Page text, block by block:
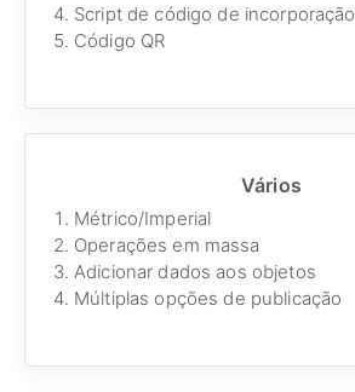
Script de código de incorporação
Código QR
Vários
Métrico/Imperial
Operações em massa
Adicionar dados aos objetos
Múltiplas opções de publicação